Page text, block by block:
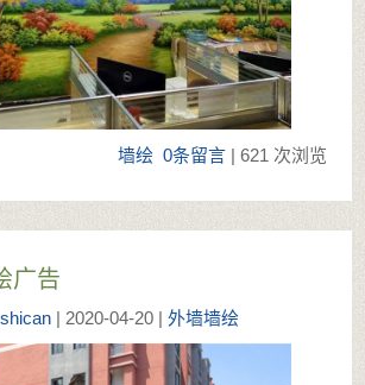
墙绘 0条留言 | 621 次浏览
广告
| 2020-04-20 | 外墙墙绘